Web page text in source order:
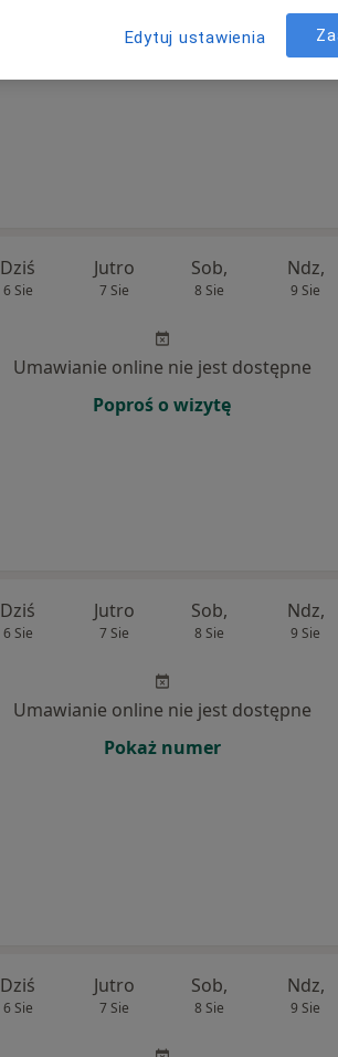
Dziś
6 Sie
Jutro
7 Sie
Sob,
8 Sie
Ndz,
9 Sie
Umawianie online nie jest dostępne
Poproś o wizytę
Dziś
6 Sie
Jutro
7 Sie
Sob,
8 Sie
Ndz,
9 Sie
Umawianie online nie jest dostępne
Pokaż numer
Dziś
6 Sie
Jutro
7 Sie
Sob,
8 Sie
Ndz,
9 Sie
Edytuj ustawienia